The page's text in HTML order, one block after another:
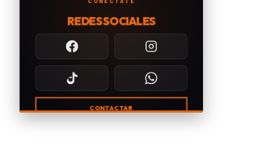
REDES SOCIALES
CONTACTAR